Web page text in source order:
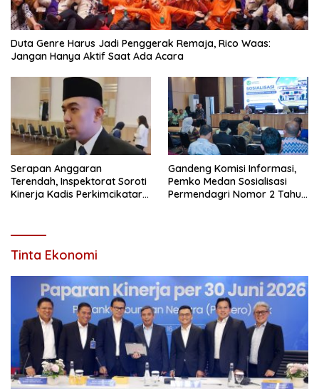
Duta Genre Harus Jadi Penggerak Remaja, Rico Waas:
Jangan Hanya Aktif Saat Ada Acara
Serapan Anggaran
Terendah, Inspektorat Soroti
Kinerja Kadis Perkimcikataru
Gandeng Komisi Informasi,
Pemko Medan Sosialisasi
Permendagri Nomor 2 Tahun
Tinta Ekonomi